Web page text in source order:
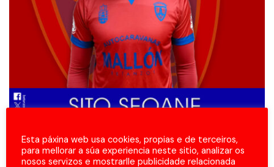
Esta páxina web usa cookies, propias e de terceiros,
para mellorar a súa experiencia neste sitio, analizar os
nosos servizos e mostrarlle publicidade relacionada